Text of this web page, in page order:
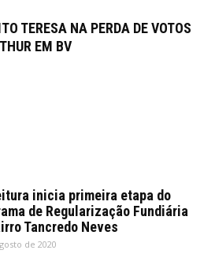
TERESA NA PERDA DE VOTOS
EM BV
inicia primeira etapa do
de Regularização Fundiária
Tancredo Neves
de 2020